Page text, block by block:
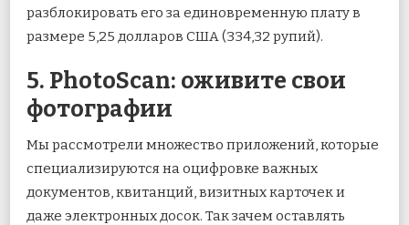
разблокировать его за единовременную плату в
размере 5,25 долларов США (334,32 рупий).
5. PhotoScan: оживите свои
фотографии
Мы рассмотрели множество приложений, которые
специализируются на оцифровке важных
документов, квитанций, визитных карточек и
даже электронных досок. Так зачем оставлять